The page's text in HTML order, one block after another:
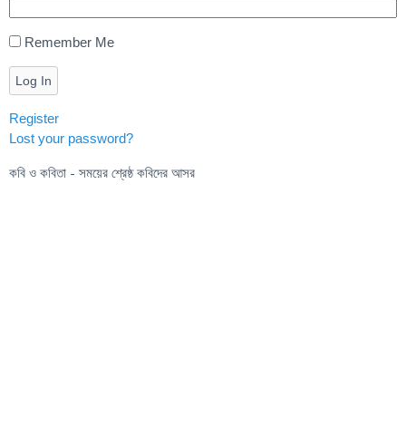
Remember Me
Log In
Register
Lost your password?
কবি ও কবিতা - সময়ের শ্রেষ্ঠ কবিদের আসর